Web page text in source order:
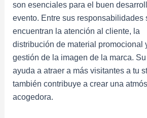
son esenciales para el buen
evento. Entre sus responsabilidades
encuentran la atención al cliente, la
distribución de material promocional
gestión de la imagen de la marca.
ayuda a atraer a más visitantes a tu
también contribuye a crear una
acogedora.